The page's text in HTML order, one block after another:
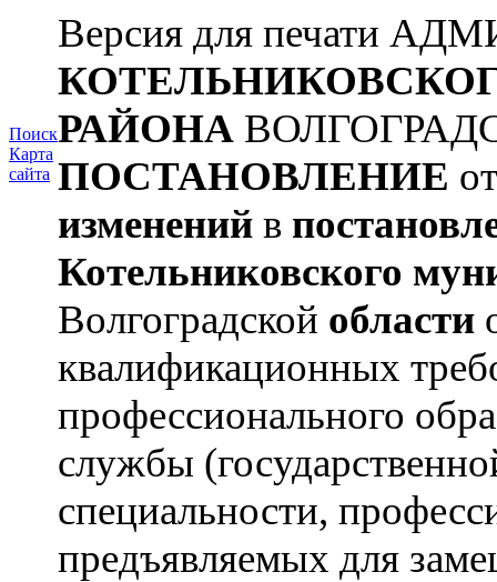
Поиск
Карта
сайта
Версия для печати
РАЙОНА
ПОСТАНОВЛЕНИЕ
изменений в
Котельниковского
Волгоградской области
квалификационных
профессионального
службы
специальности,
предъявляемых для